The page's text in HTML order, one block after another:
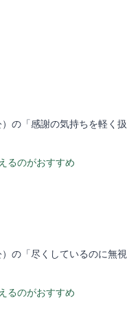
の「感謝の気持ちを軽く扱
るのがおすすめ
の「尽くしているのに無視
るのがおすすめ